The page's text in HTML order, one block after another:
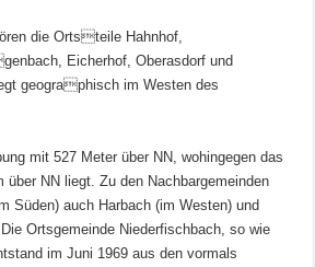
die Ortsteile Hahnhof,
Eicherhof, Oberasdorf und
geographisch im Westen des
mit 527 Meter über NN, wohingegen das
über NN liegt. Zu den Nachbargemeinden
Süden) auch Harbach (im Westen) und
Ortsgemeinde Niederfischbach, so wie
im Juni 1969 aus den vormals